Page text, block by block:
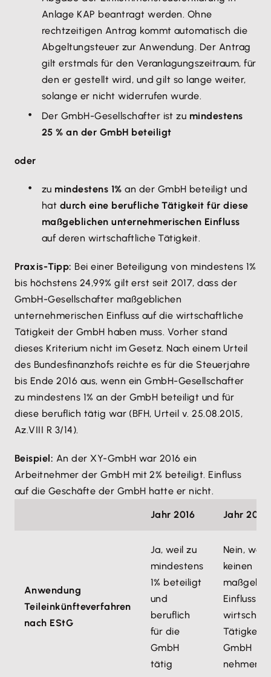
Anlage KAP beantragt werden. Ohne
rechtzeitigen Antrag kommt automatisch die
Abgeltungsteuer zur Anwendung. Der Antrag
gilt erstmals für den Veranlagungszeitraum, für
den er gestellt wird, und gilt so lange weiter,
solange er nicht widerrufen wurde.
Der GmbH-Gesellschafter ist zu mindestens
25 % an der GmbH beteiligt
oder
zu mindestens 1% an der GmbH beteiligt und
hat durch eine berufliche Tätigkeit für diese
maßgeblichen unternehmerischen Einfluss
auf deren wirtschaftliche Tätigkeit.
Praxis-Tipp: Bei einer Beteiligung von mindestens 1%
bis höchstens 24,99% gilt erst seit 2017, dass der
GmbH-Gesellschafter maßgeblichen
unternehmerischen Einfluss auf die wirtschaftliche
Tätigkeit der GmbH haben muss. Vorher stand
dieses Kriterium nicht im Gesetz. Nach einem Urteil
des Bundesfinanzhofs reichte es für die Steuerjahre
bis Ende 2016 aus, wenn ein GmbH-Gesellschafter
zu mindestens 1% an der GmbH beteiligt und für
diese beruflich tätig war (BFH, Urteil v. 25.08.2015,
Az.VIII R 3/14).
Beispiel: An der XY-GmbH war 2016 ein
Arbeitnehmer der GmbH mit 2% beteiligt. Einfluss
auf die Geschäfte der GmbH hatte er nicht.
Jahr 2016 Jahr 2017
Anwendung
Teileinkünfteverfahren
nach EStG
Ja, weil zu
mindestens
1% beteiligt
und
beruflich
für die
GmbH
tätig
Nein, weil
keinen
Einfluss
Tätigkeit
GmbH
nehmen